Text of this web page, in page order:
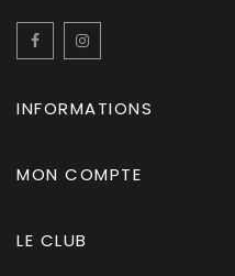
Facebook
INFORMATIONS
MON COMPTE
LE CLUB